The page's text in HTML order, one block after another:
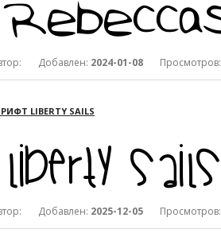
Добавлен: 2024-01-08 Просмотров:
LIBERTY SAILS
Добавлен: 2025-12-05 Просмотров: